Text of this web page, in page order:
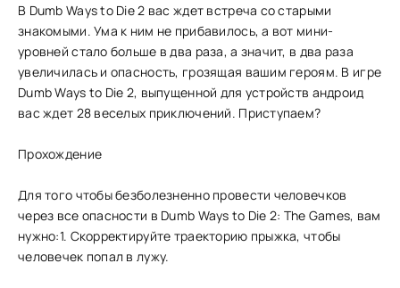
В Dumb Ways to Die 2 вас ждет встреча со старыми
знакомыми. Ума к ним не прибавилось, а вот мини-
уровней стало больше в два раза, а значит, в два раза
увеличилась и опасность, грозящая вашим героям. В игре
Dumb Ways to Die 2, выпущенной для устройств андроид
вас ждет 28 веселых приключений. Приступаем?
Прохождение
Для того чтобы безболезненно провести человечков
через все опасности в Dumb Ways to Die 2: The Games, вам
нужно:1. Скорректируйте траекторию прыжка, чтобы
человечек попал в лужу.